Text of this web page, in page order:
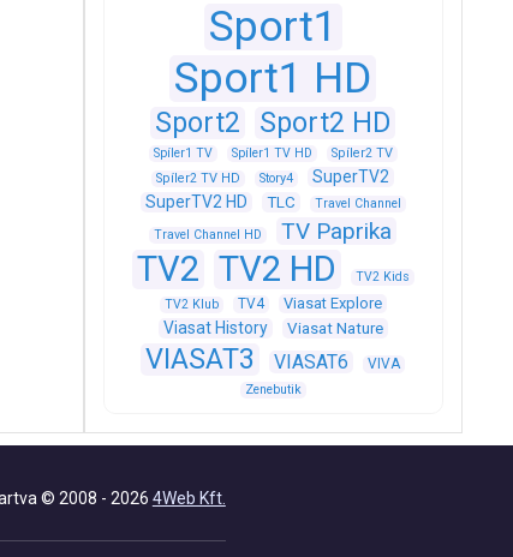
Sport1
Sport1 HD
Sport2 Sport2 HD
Spíler1 TV Spíler1 TV HD
Spíler2 TV
Spíler2 TV HD
Story4
SuperTV2
SuperTV2 HD
TLC
Travel Channel
Travel Channel HD
TV Paprika
TV2 TV2 HD
TV2 Kids
TV2 Klub
TV4 Viasat Explore
Viasat History Viasat Nature
VIASAT3 VIASAT6 VIVA
Zenebutik
© 2008 - 2026 4Web Kft.